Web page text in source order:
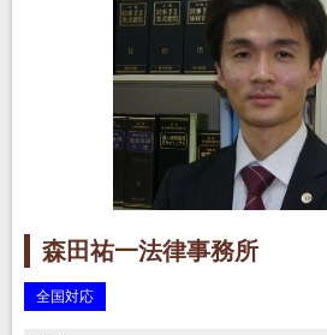
森田祐一法律事務所
全国対応